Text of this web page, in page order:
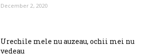
December 2, 2020
Urechile mele nu auzeau, ochii mei nu
vedeau